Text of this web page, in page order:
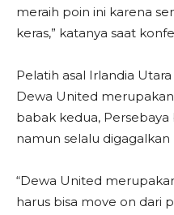
meraih poin ini karena
keras,” katanya saat
Pelatih asal Irlandia
Dewa United
babak kedua,
namun selalu digagalkan
“Dewa United
harus bisa move on dari